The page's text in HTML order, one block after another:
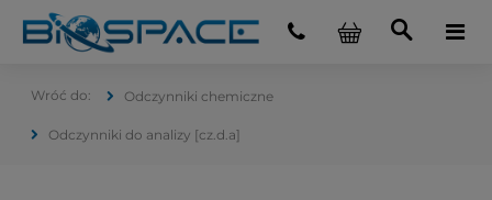
Odczynniki chemiczne
Odczynniki do analizy [cz.d.a]